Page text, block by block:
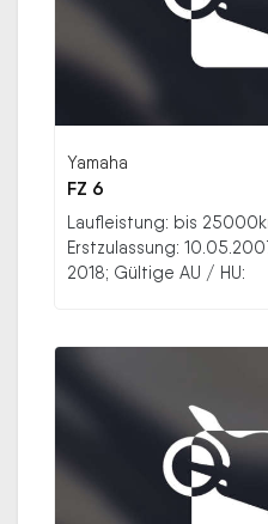
Yamaha
FZ 6
Laufleistung: bis
Erstzulassung:
2018; Gültige AU / HU: